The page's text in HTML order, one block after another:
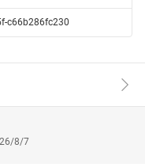
c66b286fc230
8/7